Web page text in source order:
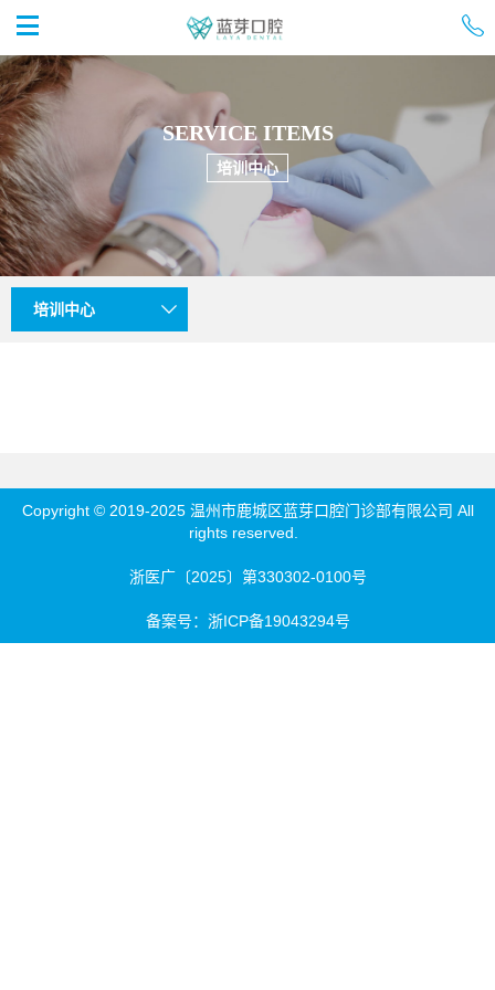
 
SERVICE ITEMS
培训中心
培训中心 
Copyright © 2019-2025 温州市鹿城区蓝芽口腔门诊部有限公司 All
rights reserved.
浙医广〔2025〕第330302-0100号
备案号： 浙ICP备19043294号